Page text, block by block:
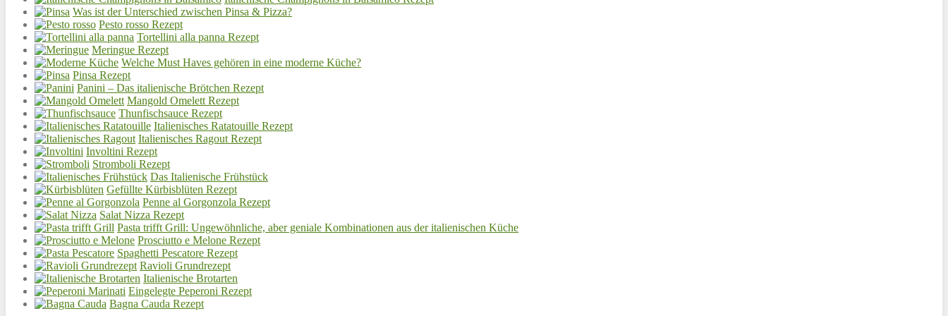
Was ist der Unterschied zwischen Pinsa & Pizza?
Pesto rosso Rezept
Tortellini alla panna Rezept
Meringue Rezept
Welche Must Haves gehören in eine moderne Küche?
Pinsa Rezept
Panini – Das italienische Brötchen Rezept
Mangold Omelett Rezept
Thunfischsauce Rezept
Italienisches Ratatouille Rezept
Italienisches Ragout Rezept
Involtini Rezept
Stromboli Rezept
Das Italienische Frühstück
Gefüllte Kürbisblüten Rezept
Penne al Gorgonzola Rezept
Salat Nizza Rezept
Pasta trifft Grill: Ungewöhnliche, aber geniale Kombinationen aus der italienischen Küche
Prosciutto e Melone Rezept
Spaghetti Pescatore Rezept
Ravioli Grundrezept
Italienische Brotarten
Eingelegte Peperoni Rezept
Bagna Cauda Rezept